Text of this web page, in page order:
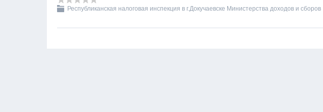
Республиканская налоговая инспекция в г.Докучаевске Министерства доходов и сборов